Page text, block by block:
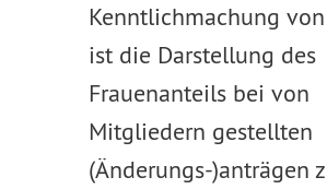
Kenntlichmachung
ist die Darstellung des
Frauenanteils bei von
Mitgliedern gestellten
(Änderungs-)anträgen